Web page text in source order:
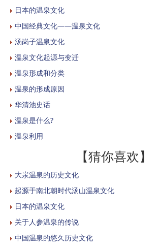
日本的温泉文化
中国经典文化——温泉文化
汤岗子温泉文化
温泉文化起源与变迁
温泉形成和分类
温泉的形成原因
华清池史话
温泉是什么?
温泉利用
【猜你喜欢】
大汖温泉的历史文化
起源于南北朝时代汤山温泉文化
日本的温泉文化
关于人参温泉的传说
中国温泉的悠久历史文化